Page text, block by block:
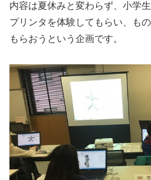
内容は夏休みと変わらず、小学
プリンタを体験してもらい、も
もらおうという企画です。